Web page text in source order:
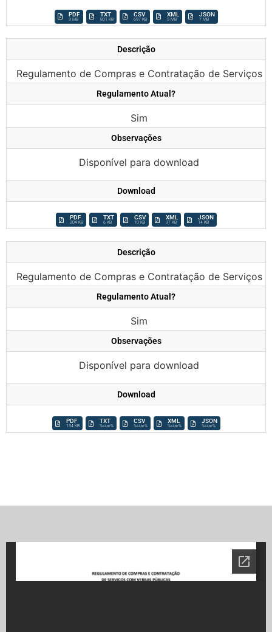
PDF
3 MB
TXT
801 KB
CSV
697 KB
XML
5 MB
JSON
7 MB
Descrição
Regulamento de Compras e Contratação de Serviços
Regulamento Atual?
Sim
Observações
Disponível para download
Download
PDF
204 KB
TXT
6 KB
CSV
10 KB
XML
37 KB
JSON
14 KB
Descrição
Regulamento de Compras e Contratação de Serviços
Regulamento Atual?
Sim
Observações
Disponível para download
Download
PDF
134 KB
TXT
%size%
CSV
%size%
XML
%size%
JSON
%size%